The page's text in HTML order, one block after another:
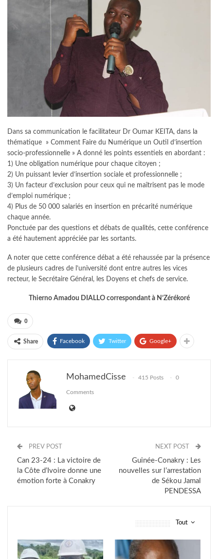
Dans sa communication le facilitateur Dr Oumar KEITA, dans la
thématique » Comment Faire du Numérique un Outil d’insertion
socio-professionnelle » A donné les points essentiels en abordant :
1) Une obligation numérique pour chaque citoyen ;
2) Un puissant levier d’insertion sociale et professionnelle ;
3) Un facteur d’exclusion pour ceux qui ne maîtrisent pas le mode
d’emploi numérique ;
4) Plus de 50 000 salariés en insertion en précarité numérique
chaque année.
Ponctuée par des questions et débats de qualités, cette conférence
a été hautement appréciée par les sortants.
A noter que cette conférence débat a été rehaussée par la présence
de plusieurs cadres de l’université dont entre autres les vices
recteur, le Secrétaire Général, les Doyens et chefs de service.
Thierno Amadou DIALLO correspondant à N’Zérékoré
0
Share Facebook Twitter Google+
MohamedCisse 415 Posts 0
Comments
PREV POST
Can 23-24 : La victoire de
la Côte d’Ivoire donne une
émotion forte à Conakry
NEXT POST
Guinée-Conakry : Les
nouvelles sur l’arrestation
de Sékou Jamal
PENDESSA
Tout